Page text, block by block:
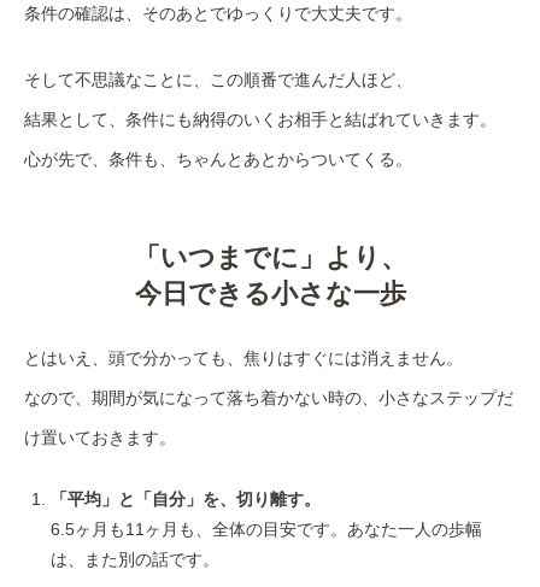
条件の確認は、そのあとでゆっくりで大丈夫です。
そして不思議なことに、この順番で進んだ人ほど、
結果として、条件にも納得のいくお相手と結ばれていきます。
心が先で、条件も、ちゃんとあとからついてくる。
「いつまでに」より、
今日できる小さな一歩
とはいえ、頭で分かっても、焦りはすぐには消えません。
なので、期間が気になって落ち着かない時の、小さなステップだ
け置いておきます。
「平均」と「自分」を、切り離す。
6.5ヶ月も11ヶ月も、全体の目安です。あなた一人の歩幅
は、また別の話です。